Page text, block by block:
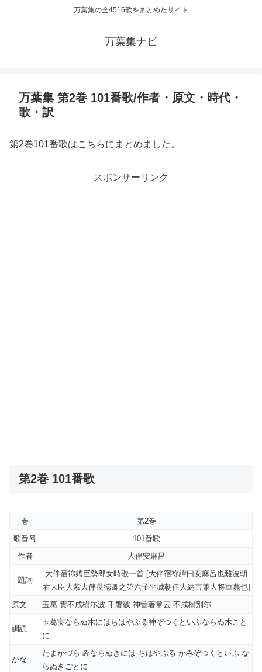
万葉集の全4516歌をまとめたサイト
万葉集ナビ
万葉集 第2巻 101番歌/作者・原文・時代・
歌・訳
第2巻101番歌はこちらにまとめました。
スポンサーリンク
第2巻 101番歌
巻
第2巻
歌番号
101番歌
作者
大伴安麻呂
題詞
大伴宿祢娉巨勢郎女時歌一首 [大伴宿祢諱曰安麻呂也難波朝
右大臣大紫大伴長徳卿之第六子平城朝任大納言兼大将軍薨也]
原文
玉葛 實不成樹尓波 千磐破 神曽著常云 不成樹別尓
訓読
玉葛実ならぬ木にはちはやぶる神ぞつくといふならぬ木ごと
に
かな
たまかづら みならぬきには ちはやぶる かみぞつくといふ な
らぬきごとに